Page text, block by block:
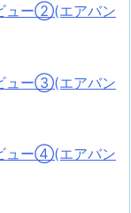
ュー②(エアバン
ュー③(エアバン
ュー④(エアバン